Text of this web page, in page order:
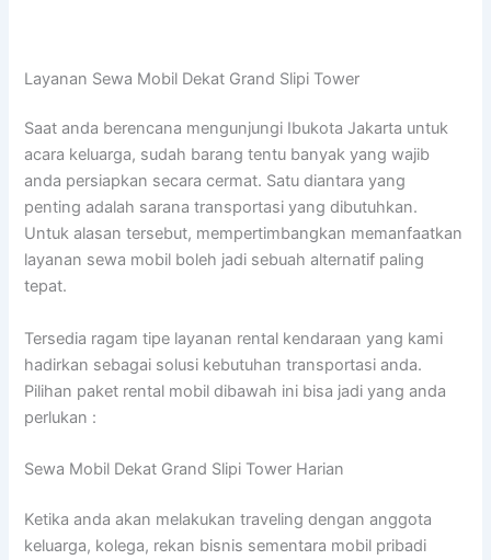
Layanan Sewa Mobil Dekat Grand Slipi Tower
Saat anda berencana mengunjungi Ibukota Jakarta untuk
acara keluarga, sudah barang tentu banyak yang wajib
anda persiapkan secara cermat. Satu diantara yang
penting adalah sarana transportasi yang dibutuhkan.
Untuk alasan tersebut, mempertimbangkan memanfaatkan
layanan sewa mobil boleh jadi sebuah alternatif paling
tepat.
Tersedia ragam tipe layanan rental kendaraan yang kami
hadirkan sebagai solusi kebutuhan transportasi anda.
Pilihan paket rental mobil dibawah ini bisa jadi yang anda
perlukan :
Sewa Mobil Dekat Grand Slipi Tower Harian
Ketika anda akan melakukan traveling dengan anggota
keluarga, kolega, rekan bisnis sementara mobil pribadi